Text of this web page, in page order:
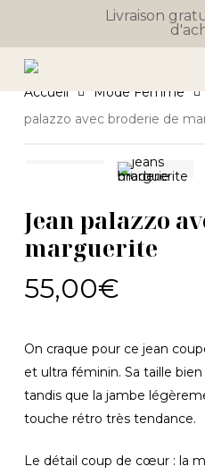
main
Livraison
Accueil Mode Femme
palazzo avec broderie de
Jean palazzo
marguerite
55,00€
On craque pour ce jean
et ultra féminin. Sa taille
tandis que la jambe
touche rétro très tendance.
Le détail coup de cœur : la